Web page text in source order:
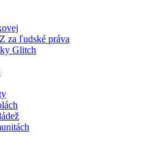
za ľudské práva
Glitch